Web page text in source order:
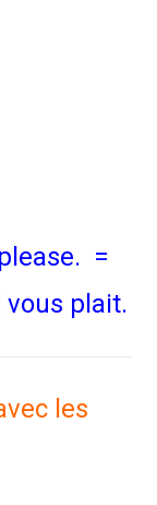
=
plait.
les